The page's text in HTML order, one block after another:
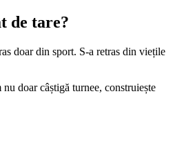
de tare?
doar din sport. S-a retras din viețile
doar câștigă turnee, construiește